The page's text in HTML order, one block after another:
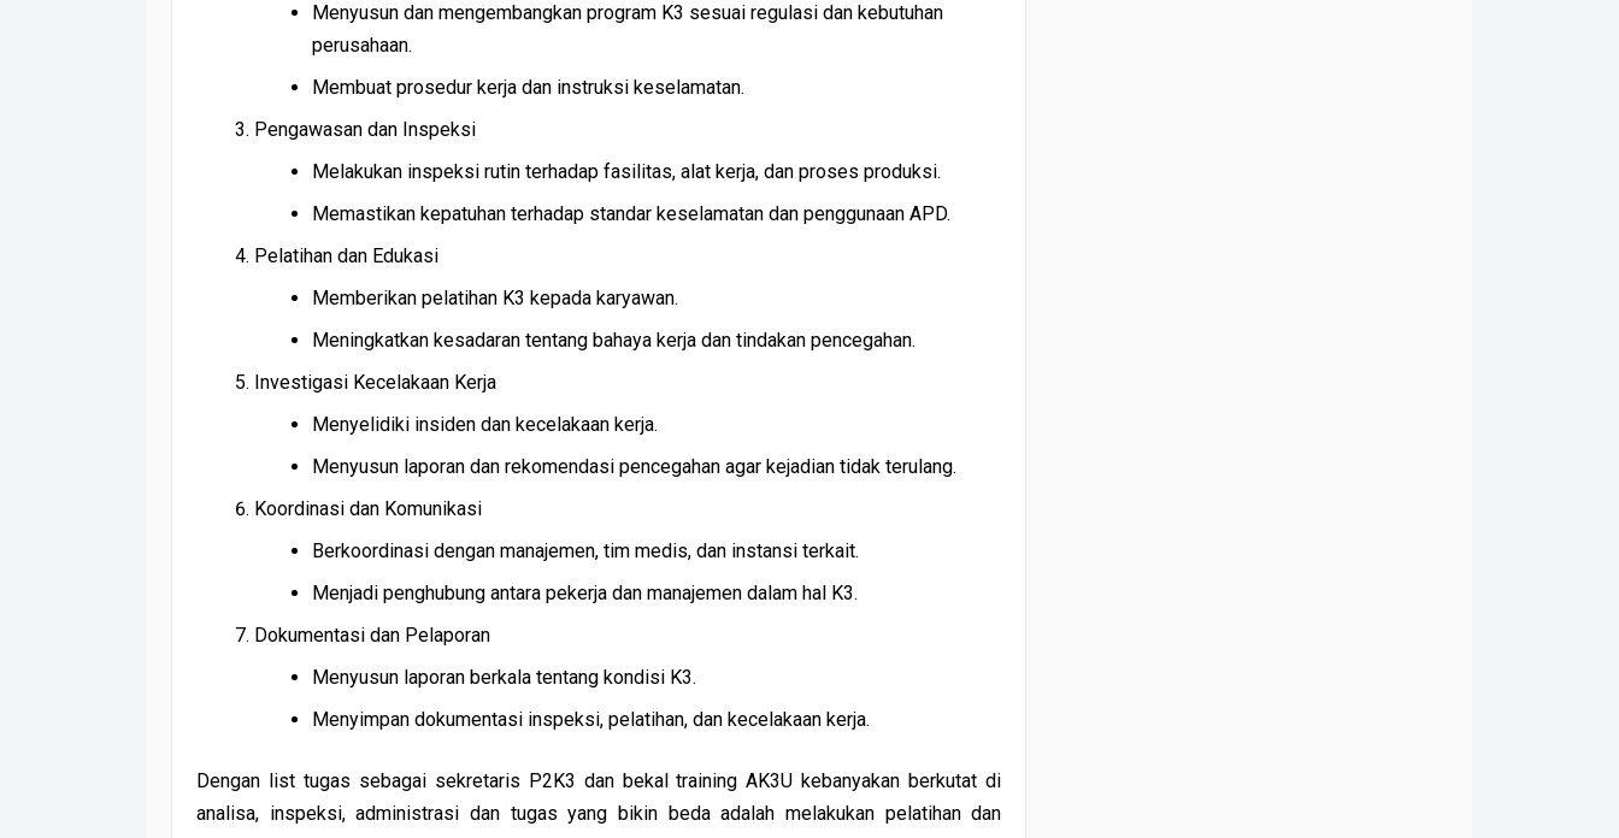
Menyusun dan mengembangkan program K3 sesuai regulasi dan kebutuhan
perusahaan.
Membuat prosedur kerja dan instruksi keselamatan.
Pengawasan dan Inspeksi
Melakukan inspeksi rutin terhadap fasilitas, alat kerja, dan proses produksi.
Memastikan kepatuhan terhadap standar keselamatan dan penggunaan APD.
Pelatihan dan Edukasi
Memberikan pelatihan K3 kepada karyawan.
Meningkatkan kesadaran tentang bahaya kerja dan tindakan pencegahan.
Investigasi Kecelakaan Kerja
Menyelidiki insiden dan kecelakaan kerja.
Menyusun laporan dan rekomendasi pencegahan agar kejadian tidak terulang.
Koordinasi dan Komunikasi
Berkoordinasi dengan manajemen, tim medis, dan instansi terkait.
Menjadi penghubung antara pekerja dan manajemen dalam hal K3.
Dokumentasi dan Pelaporan
Menyusun laporan berkala tentang kondisi K3.
Menyimpan dokumentasi inspeksi, pelatihan, dan kecelakaan kerja.
Dengan list tugas sebagai sekretaris P2K3 dan bekal training AK3U kebanyakan berkutat di
analisa, inspeksi, administrasi dan tugas yang bikin beda adalah melakukan pelatihan dan